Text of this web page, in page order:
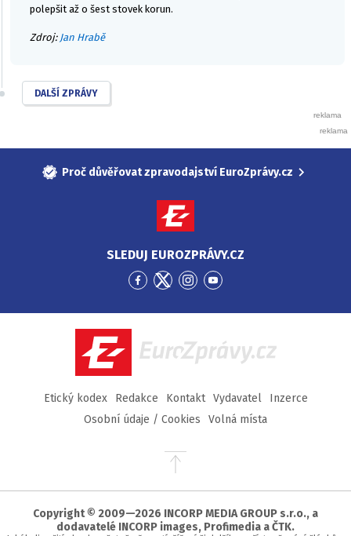
polepšit až o šest stovek korun.
Zdroj: Jan Hrabě
DALŠÍ ZPRÁVY
Proč důvěřovat zpravodajství EuroZprávy.cz
SLEDUJ EUROZPRÁVY.CZ
Přejít
Facebook
Přejít
Twitter
Přejít
Instagram
Přejít
YouTube
EuroZprávy.cz
Etický kodex Redakce Kontakt Vydavatel
Inzerce
Osobní údaje / Cookies
Volná místa
Přejít
stránky
Copyright © 2009—2026 INCORP MEDIA GROUP s.r.o., a
dodavatelé INCORP images, Profimedia a ČTK.